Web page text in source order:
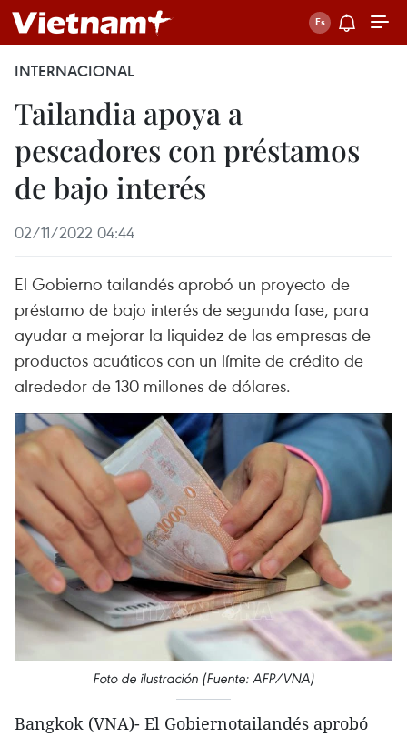
INTERNACIONAL
Tailandia apoya a
pescadores con préstamos
de bajo interés
02/11/2022 04:44
El Gobierno tailandés aprobó un proyecto de
préstamo de bajo interés de segunda fase, para
ayudar a mejorar la liquidez de las empresas de
productos acuáticos con un límite de crédito de
alrededor de 130 millones de dólares.
Foto de ilustración (Fuente: AFP/VNA)
Bangkok (VNA)- El Gobiernotailandés aprobó